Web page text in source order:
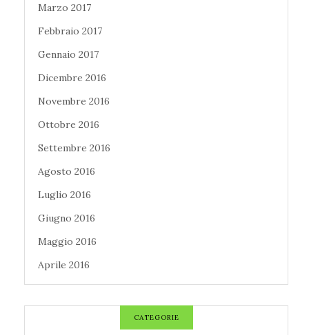
Marzo 2017
Febbraio 2017
Gennaio 2017
Dicembre 2016
Novembre 2016
Ottobre 2016
Settembre 2016
Agosto 2016
Luglio 2016
Giugno 2016
Maggio 2016
Aprile 2016
CATEGORIE